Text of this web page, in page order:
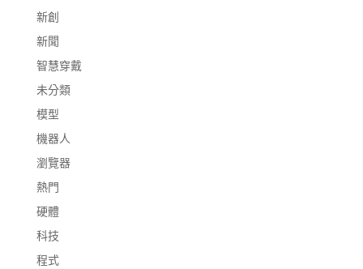
新創
新聞
智慧穿戴
未分類
模型
機器人
瀏覽器
熱門
硬體
科技
程式